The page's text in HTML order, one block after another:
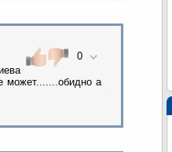
0
может.......обидно а